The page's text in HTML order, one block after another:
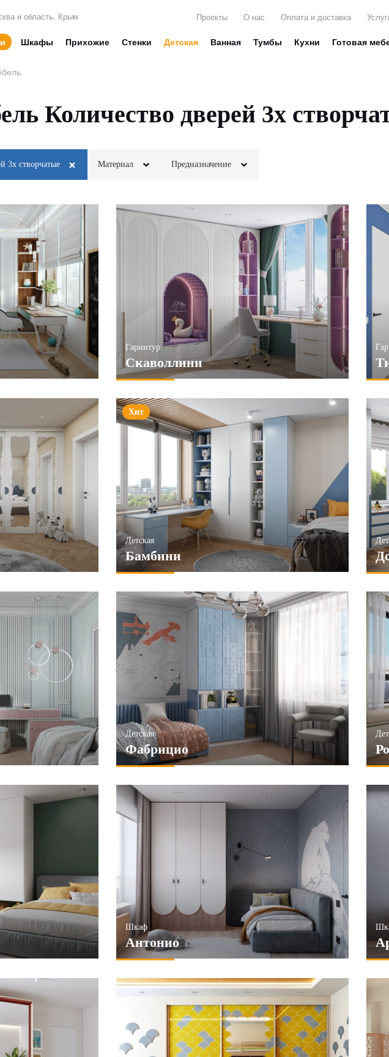
и область, Крым Проекты О нас Оплата и доставка
Шкафы Прихожие Стенки Детская Ванная Тумбы Кухни Готовая
Лофт
Минимализм
Этнический
Скандинавский
3х створчатые Материал
МДФ
ЛДСП
Стекло
Фотопечать
Глянец
Матовые
Предназначение
Для белья
Для вещей
Для декора
Для книг
Под ТВ
ПРИМЕНИТЬ
Количество дверей 3х
Гарнитур
Скаволлини
Хит
Детская
Бамбини
Детская
Фабрицио
Шкаф
Антонио